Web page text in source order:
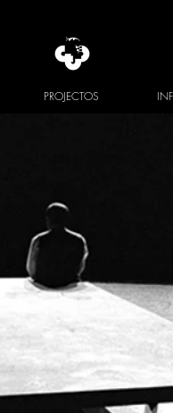
PROJECTOS